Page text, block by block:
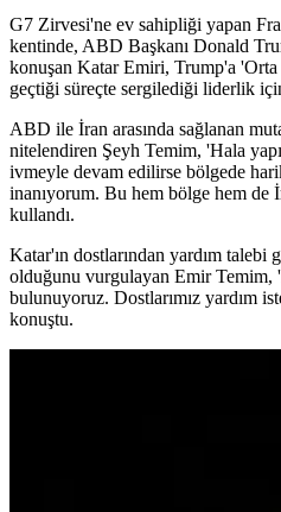
G7 Zirvesi'ne ev sahipliği yapan
kentinde, ABD Başkanı Donald
konuşan Katar Emiri, Trump'a
geçtiği süreçte sergilediği liderlik
ABD ile İran arasında sağlanan
nitelendiren Şeyh Temim, 'Hala
ivmeyle devam edilirse bölgede
inanıyorum. Bu hem bölge hem
kullandı.
Katar'ın dostlarından yardım talebi
olduğunu vurgulayan Emir Temim,
bulunuyoruz. Dostlarımız yardım
konuştu.